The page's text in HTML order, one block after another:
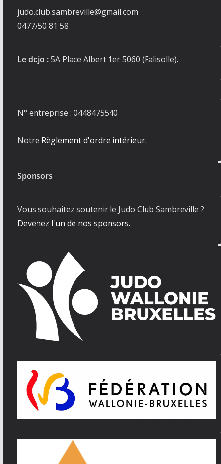
judo.club.sambreville@gmail.com
0477/50 81 58
Le dojo :5A Place Albert 1er 5060 (Falisolle).
N° entreprise : 0448475540
Notre Règlement d'ordre intérieur.
Sponsors
Vous souhaitez soutenir le Judo Club Sambreville ?
Devenez l'un de nos sponsors.